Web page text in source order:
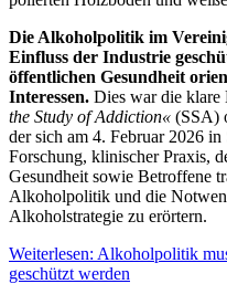
Die Alkoholpolitik im
Einfluss der Industrie
öffentlichen Gesundheit
Interessen. Dies war die klare
the Study of Addiction« (SSA)
der sich am 4. Februar 2026
Forschung, klinischer Praxis,
Gesundheit sowie Betroffene
Alkoholpolitik und die
Alkoholstrategie zu erörtern.
Weiterlesen: Alkoholpolitik
geschützt werden